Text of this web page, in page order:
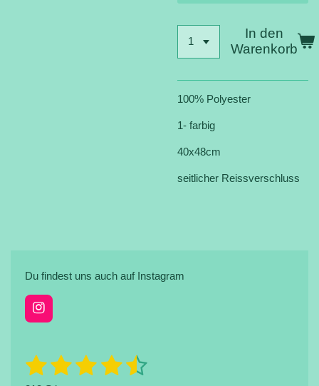
In den
Warenkorb
100% Polyester
1- farbig
40x48cm
seitlicher Reissverschluss
Du findest uns auch auf Instagram
I
n
a
g
B
e
1 2 3 4 5
B